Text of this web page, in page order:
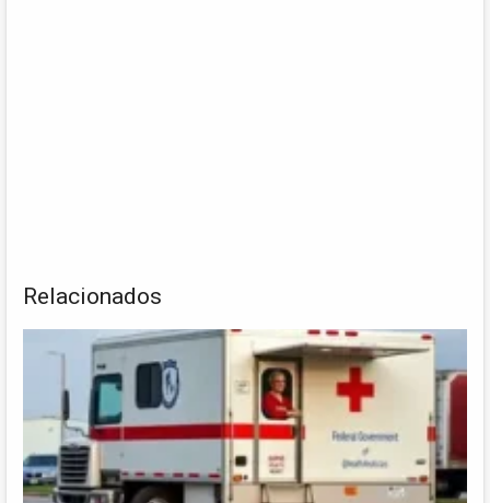
Relacionados